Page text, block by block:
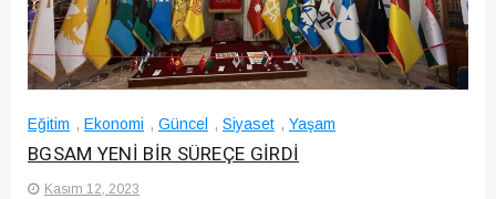
Eğitim , Ekonomi , Güncel , Siyaset , Yaşam
BGSAM YENİ BİR SÜREÇE GİRDİ
Kasım 12, 2023